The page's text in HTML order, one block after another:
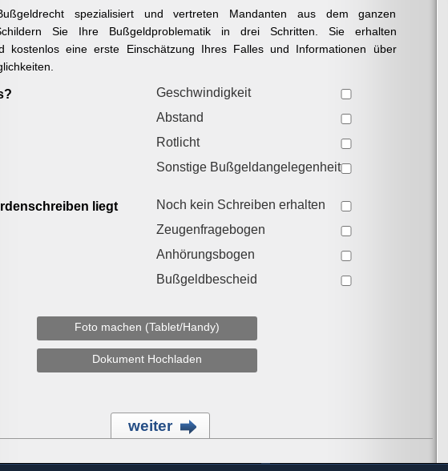
spezialisiert und vertreten Mandanten aus dem ganzen
Sie Ihre Bußgeldproblematik in drei Schritten. Sie erhalten
kostenlos eine erste Einschätzung Ihres Falles und Informationen über
Geschwindigkeit
Abstand
Rotlicht
Sonstige Bußgeldangelegenheit
liegt
Noch kein Schreiben erhalten
Zeugenfragebogen
Anhörungsbogen
Bußgeldbescheid
Foto machen (Tablet/Handy)
Dokument Hochladen
weiter